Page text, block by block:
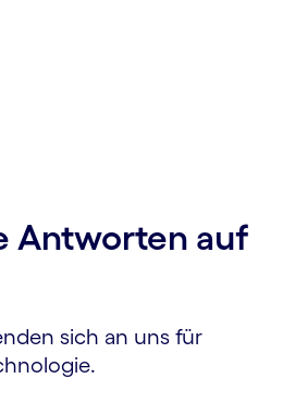
Antworten auf
sich an uns für